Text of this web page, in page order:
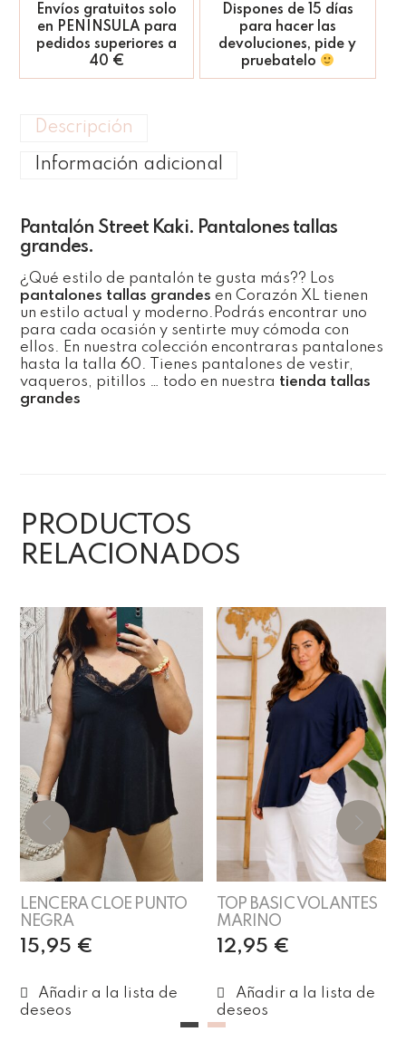
Envíos gratuitos solo
en PENINSULA para
pedidos superiores a
40 €
Dispones de 15 días
para hacer las
devoluciones, pide y
pruebatelo
Descripción
Información adicional
Pantalón Street Kaki. Pantalones tallas
grandes.
¿Qué estilo de pantalón te gusta más?? Los
pantalones tallas grandes en Corazón XL tienen
un estilo actual y moderno.Podrás encontrar uno
para cada ocasión y sentirte muy cómoda con
ellos. En nuestra colección encontraras pantalones
hasta la talla 60. Tienes pantalones de vestir,
vaqueros, pitillos … todo en nuestra tienda tallas
grandes
PRODUCTOS
RELACIONADOS
LENCERA CLOE PUNTO
NEGRA
15,95 €
TOP BASIC VOLANTES
MARINO
12,95 €